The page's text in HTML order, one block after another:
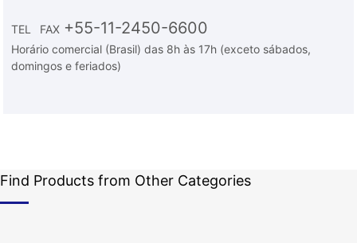
TEL FAX +55-11-2450-6600
Horário comercial (Brasil) das 8h às 17h (exceto sábados,
domingos e feriados)
Find Products from Other Categories